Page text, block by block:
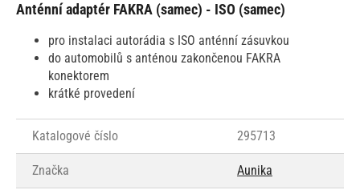
Anténní adaptér FAKRA (samec) - ISO (samec)
pro instalaci autorádia s ISO anténní zásuvkou
do automobilů s anténou zakončenou FAKRA
konektorem
krátké provedení
Katalogové číslo 295713
Značka Aunika